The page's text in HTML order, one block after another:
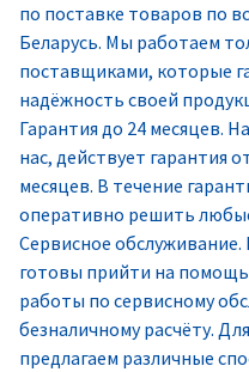
по поставке товаров по
Беларусь. Мы работаем
поставщиками, которые
надёжность своей
Гарантия до 24 месяцев.
нас, действует гарантия
месяцев. В течение
оперативно решить
Сервисное
готовы прийти на
работы по сервисному
безналичному расчёту.
предлагаем различные